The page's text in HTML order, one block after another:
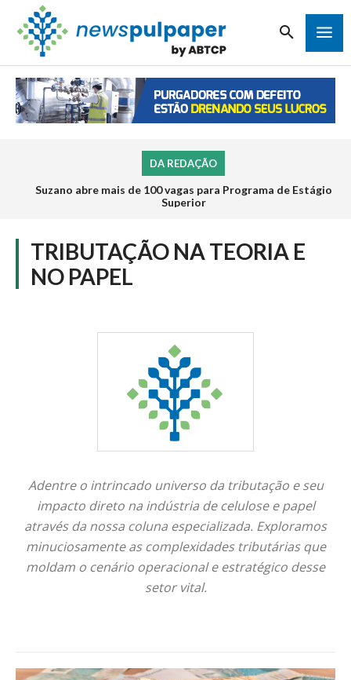
DA REDAÇÃO
Suzano abre mais de 100 vagas para Programa de Estágio
Superior
TRIBUTAÇÃO NA TEORIA E
NO PAPEL
Adentre o intrincado universo da tributação e seu
impacto direto na indústria de celulose e papel
através da nossa coluna especializada. Exploramos
minuciosamente as complexidades tributárias que
moldam o cenário operacional e estratégico desse
setor vital.